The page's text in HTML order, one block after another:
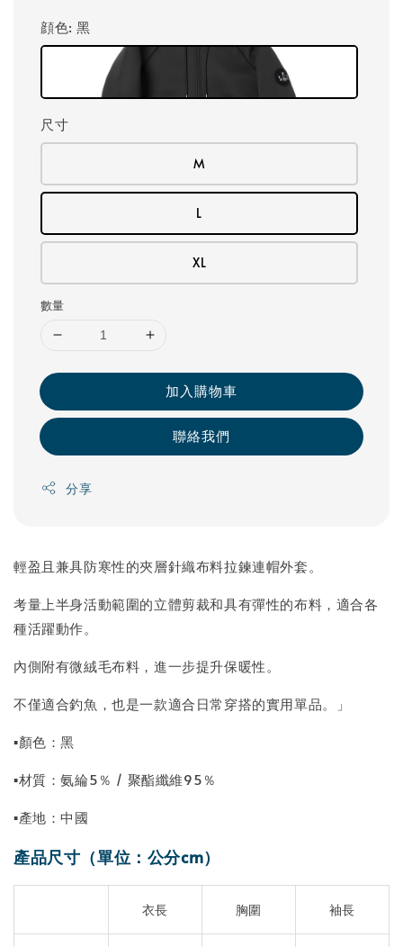
顔色: 黑
尺寸
M
L
XL
數量
加入購物車
聯絡我們
分享
輕盈且兼具防寒性的夾層針織布料拉鍊連帽外套。
考量上半身活動範圍的立體剪裁和具有彈性的布料，適合各
種活躍動作。
內側附有微絨毛布料，進一步提升保暖性。
不僅適合釣魚，也是一款適合日常穿搭的實用單品。」
▪顏色：黑
▪材質：氨綸5％ / 聚酯纖維95％
▪產地：中國
產品尺寸（單位：公分cm）
衣長 胸圍 袖長